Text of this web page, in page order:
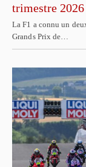
trimestre 2026
La F1 a connu un
Grands Prix de…